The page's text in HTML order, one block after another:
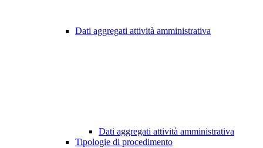
Dati aggregati attività amministrativa
Dati aggregati attività amministrativa
Tipologie di procedimento